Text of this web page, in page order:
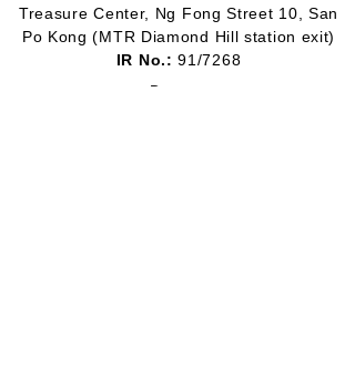
Treasure Center, Ng Fong Street 10, San
Po Kong(MTR Diamond Hill station exit)
IR No.: 91/7268
Partner